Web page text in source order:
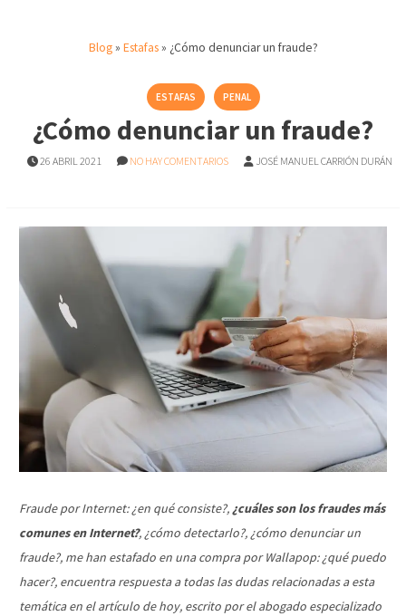
Blog» Estafas» ¿Cómo denunciar un fraude?
ESTAFAS PENAL
¿Cómo denunciar un fraude?
26 ABRIL 2021 NO HAY COMENTARIOS JOSÉ MANUEL CARRIÓN DURÁN
Fraude por Internet: ¿en qué consiste?,¿cuáles son los fraudes más
comunes en Internet?, ¿cómo detectarlo?, ¿cómo denunciar un
fraude?, me han estafado en una compra por Wallapop: ¿qué puedo
hacer?, encuentra respuesta a todas las dudas relacionadas a esta
temática en el artículo de hoy, escrito por el abogado especializado